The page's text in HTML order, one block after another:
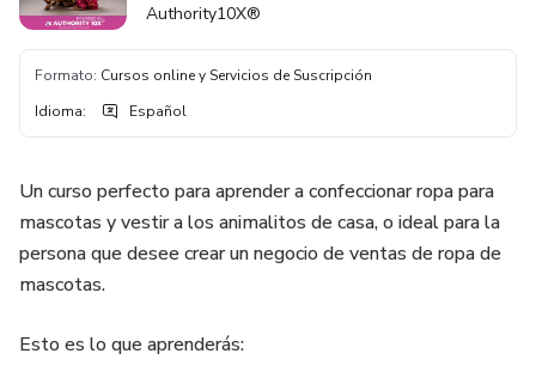
Authority10X®
Formato: Cursos online y Servicios de Suscripción
Idioma: Español
Un curso perfecto para aprender a confeccionar ropa para
mascotas y vestir a los animalitos de casa, o ideal para la
persona que desee crear un negocio de ventas de ropa de
mascotas.
Esto es lo que aprenderás: